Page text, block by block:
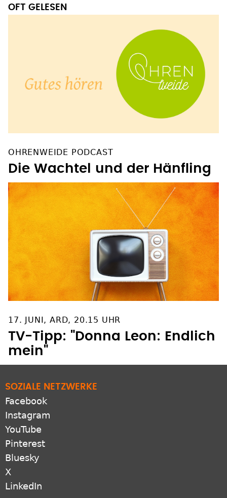
OFT GELESEN
OHRENWEIDE PODCAST
Die Wachtel und der Hänfling
17. JUNI, ARD, 20.15 UHR
TV-Tipp: "Donna Leon: Endlich
mein"
SOZIALE NETZWERKE
Facebook
Instagram
YouTube
Pinterest
Bluesky
X
LinkedIn